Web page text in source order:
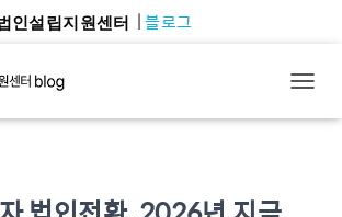
인설립지원센터 블로그